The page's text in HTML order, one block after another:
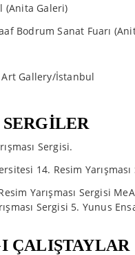
(Anita Galeri)
Bodrum Sanat Fuarı
Gallery/İstanbul
Sergisi.
14. Resim Yarışması
Yarışması Sergisi
Sergisi 5. Yunus
ÇALIŞTAYLAR